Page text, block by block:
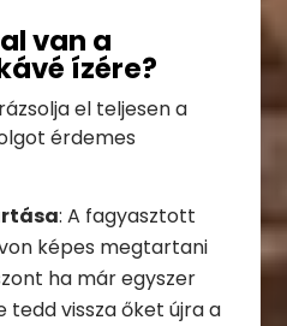
van a
ízére?
el teljesen a
érdemes
: A fagyasztott
képes megtartani
ha már egyszer
tedd vissza őket újra a